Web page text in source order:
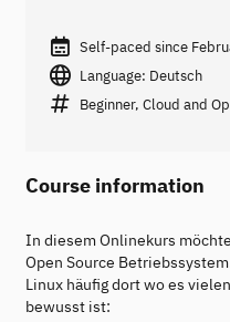
Self-paced since
Language: Deutsch
Beginner, Cloud and
Course information
In diesem Onlinekurs
Open Source
Linux häufig dort wo es
bewusst ist: